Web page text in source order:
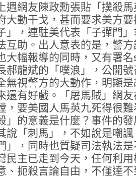
上週網友陳政勳張貼「撲殺
大動干戈，甚而要求美方
」，連駐美代表「子彈門
互助。出人意表的是，警
大幅報導的同時，又有署
郝龍斌的「噗浪」，公開
無視警方的大動作，明顯
還有好戲。「屠馬賊」網
，要美國人馬英九死得很
」的意義是什麼？事件的
說「刺馬」，不如說是嘲
」，同時也質疑司法執法
民主已走到今天，任何利
、扼殺言論自由，不僅達